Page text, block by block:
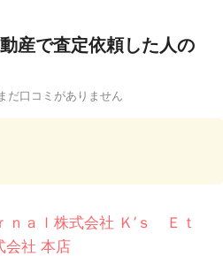
産で査定依頼した人の
だ口コミがありません
ｎａｌ株式会社 Ｋ’ｓ Ｅｔ
会社 本店